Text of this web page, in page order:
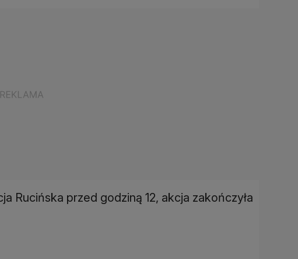
Rucińska przed godziną 12, akcja zakończyła